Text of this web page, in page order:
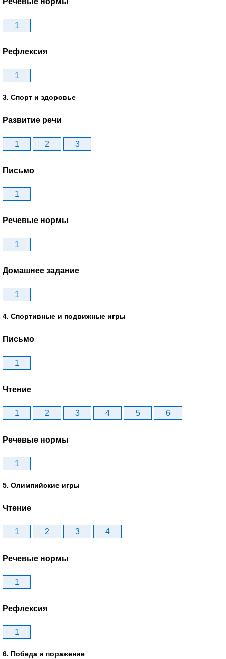
1
Рефлексия
1
3. Спорт и здоровье
Развитие речи
1 2 3
Письмо
1
Речевые нормы
1
Домашнее задание
1
4. Спортивные и подвижные игры
Письмо
1
Чтение
1 2 3 4 5 6
Речевые нормы
1
5. Олимпийские игры
Чтение
1 2 3 4
Речевые нормы
1
Рефлексия
1
6. Победа и поражение